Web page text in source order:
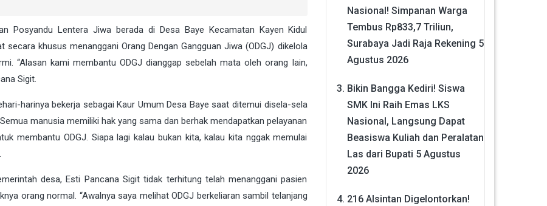
Posyandu Lentera Jiwa berada di Desa Baye Kecamatan Kayen Kidul
khusus menanggani Orang Dengan Gangguan Jiwa (ODGJ) dikelola
“Alasan kami membantu ODGJ dianggap sebelah mata oleh orang lain,
Sigit.
harinya bekerja sebagai Kaur Umum Desa Baye saat ditemui disela-sela
manusia memiliki hak yang sama dan berhak mendapatkan pelayanan
membantu ODGJ. Siapa lagi kalau bukan kita, kalau kita nggak memulai
desa, Esti Pancana Sigit tidak terhitung telah menanggani pasien
orang normal. “Awalnya saya melihat ODGJ berkeliaran sambil telanjang
Nasional! Simpanan Warga
Tembus Rp833,7 Triliun,
Surabaya Jadi Raja Rekening 5
Agustus 2026
Bikin Bangga Kediri! Siswa
SMK Ini Raih Emas LKS
Nasional, Langsung Dapat
Beasiswa Kuliah dan Peralatan
Las dari Bupati 5 Agustus
2026
216 Alsintan Digelontorkan!